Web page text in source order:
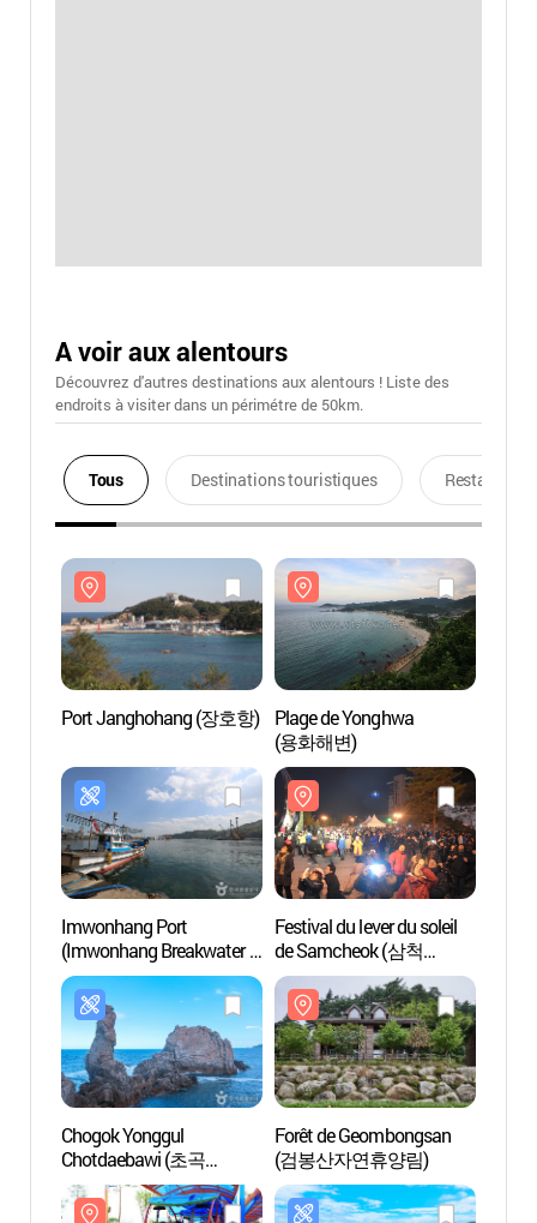
A voir aux alentours
Découvrez d'autres destinations aux alentours ! Liste des
endroits à visiter dans un périmétre de 50km.
Tous Destinations touristiques Restaurants
Port Janghohang (장호항)
Plage de Yonghwa
(용화해변)
Imwonhang Port
(Imwonhang Breakwater -
Domigul Cave) (임원항
(임원항방파제 ~ 도미굴))
Festival du lever du soleil
de Samcheok (삼척
해맞이축제)
Chogok Yonggul
Chotdaebawi (초곡
용굴촛대바위길)
Forêt de Geombongsan
(검봉산자연휴양림)